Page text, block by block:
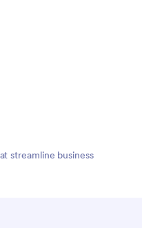
streamline business